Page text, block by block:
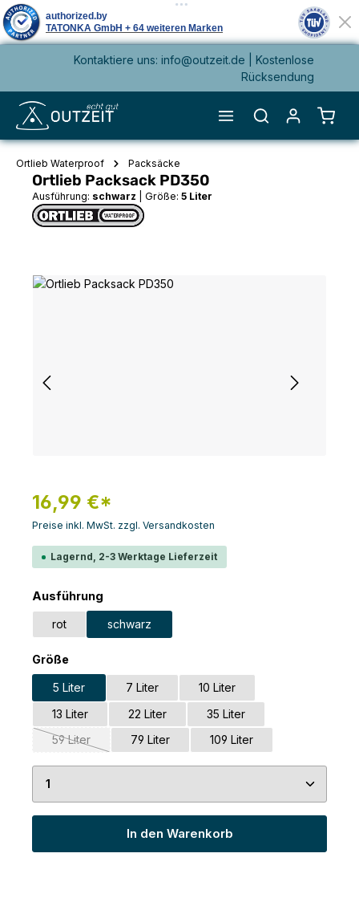
springenKontaktiere uns: info@outzeit.de | Kostenlose
Rücksendung
Ortlieb Waterproof Packsäcke
Ortlieb Packsack PD350
Ausführung: schwarz Größe: 5 Liter
Bildergalerie überspringen
16,99 €*
Preise inkl. MwSt. zzgl. Versandkosten
Lagernd, 2-3 Werktage Lieferzeit
Ausführung
rot schwarz
Größeauswählen
5 Liter 7 Liter
10 Liter
13 Liter
22 Liter
35 Liter
59 Liter
(Diese Option ist zurzeit nicht verfügbar.)
79 Liter 109 Liter
Produkt Anzahl: Gib den gewünschten Wert
In den Warenkorb